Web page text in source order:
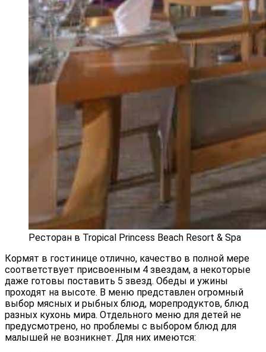
Ресторан в Tropical Princess Beach Resort & Spa
Кормят в гостинице отлично, качество в полной мере
соответствует присвоенным 4 звездам, а некоторые
даже готовы поставить 5 звезд. Обеды и ужины
проходят на высоте. В меню представлен огромный
выбор мясных и рыбных блюд, морепродуктов, блюд
разных кухонь мира. Отдельного меню для детей не
предусмотрено, но проблемы с выбором блюд для
малышей не возникнет. Для них имеются: